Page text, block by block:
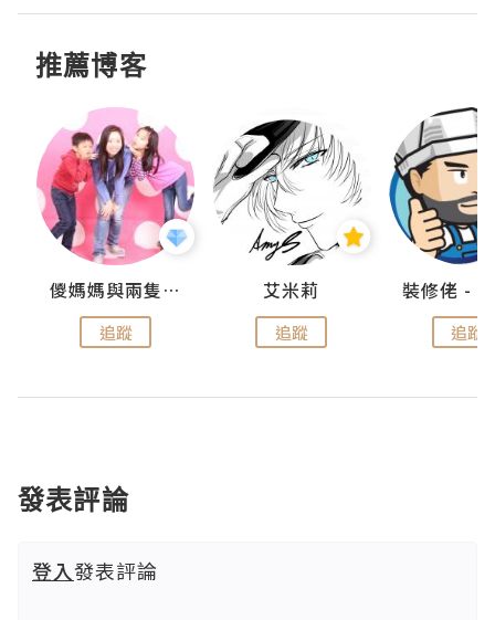
推薦博客
儍媽媽與兩隻小魔怪之家
追蹤
艾米莉
追蹤 追蹤
發表評論
登入發表評論